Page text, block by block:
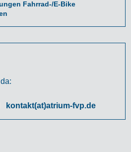
Fahrrad-/E-Bike
kontakt(at)atrium-fvp.de